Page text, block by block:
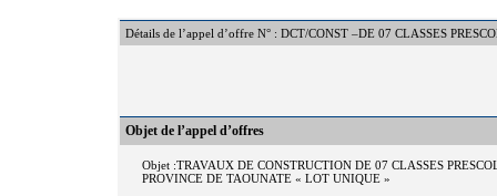
Détails de l’appel d’offre N° : DCT/CONST –DE 07 CLASSES
Objet de l’appel d’offres
Objet :TRAVAUX DE CONSTRUCTION DE 07 CLASSES
PROVINCE DE TAOUNATE « LOT UNIQUE »